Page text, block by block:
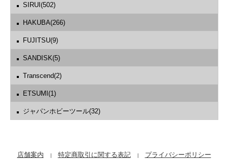
SIRUI(502)
HAKUBA(266)
FUJITSU(9)
SANDISK(5)
Transcend(2)
ETSUMI(1)
ジャパンホビーツール(32)
店舗案内 特定商取引に関する表記 プライバシーポリシー